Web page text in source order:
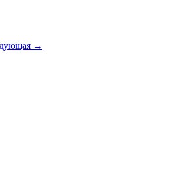
→